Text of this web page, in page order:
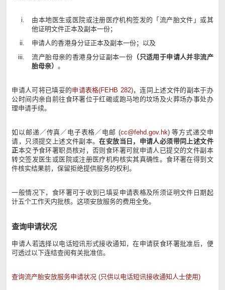
由本地医生或医院或注册医疗机构签发的「流产胎文件」或其
他证明文件正本及副本一份；
申请人的香港身分证正本及副本一份；以及
流产胎母亲的香港身分证副本一份 （只适用于申请人并非流产
胎母亲）。
申请人可将已填妥的申请表格(FEHB 282)，连同上述文件的副本于办
公时间内亲自前往食环署位于红磡或跑马地的坟场及火葬场办事处办
理申请手续。
如以邮递／传真／电子表格／电邮 (cc@fehd.gov.hk) 等方式递交申
请，只须提交上述文件副本。在安放当日，申请人必须带同上述文件
正本交予食环署职员核对，否则食环署可就申请人已提交的文件副本
转交签发医生或医院或注册医疗机构核实其真确性。食环署在得到文
件核实结果前，保留拒绝提供服务的权利。
一般情况下，食环署可于收到已填妥申请表格及所须证明文件日期起
计五个工作天内批核。这项安放服务的费用全免。
查询申请状况
申请人若选择以电话短讯形式接收通知，在申请获食环署批准后，便
可透过以下连结查阅有关批准信。
查询流产胎安放服务申请状况 (只供以电话短讯接收通知人士使用)